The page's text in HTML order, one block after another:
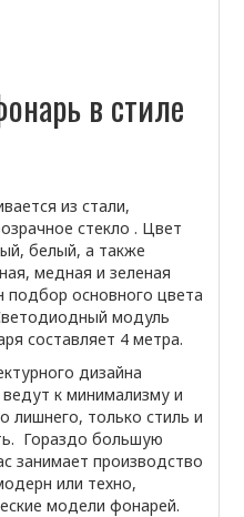
в стиле
из стали,
стекло . Цвет
белый, а также
медная и зеленая
подбор основного цвета
модуль
составляет 4 метра.
дизайна
к минимализму и
лишнего, только стиль и
Гораздо большую
занимает производство
или техно,
модели фонарей.